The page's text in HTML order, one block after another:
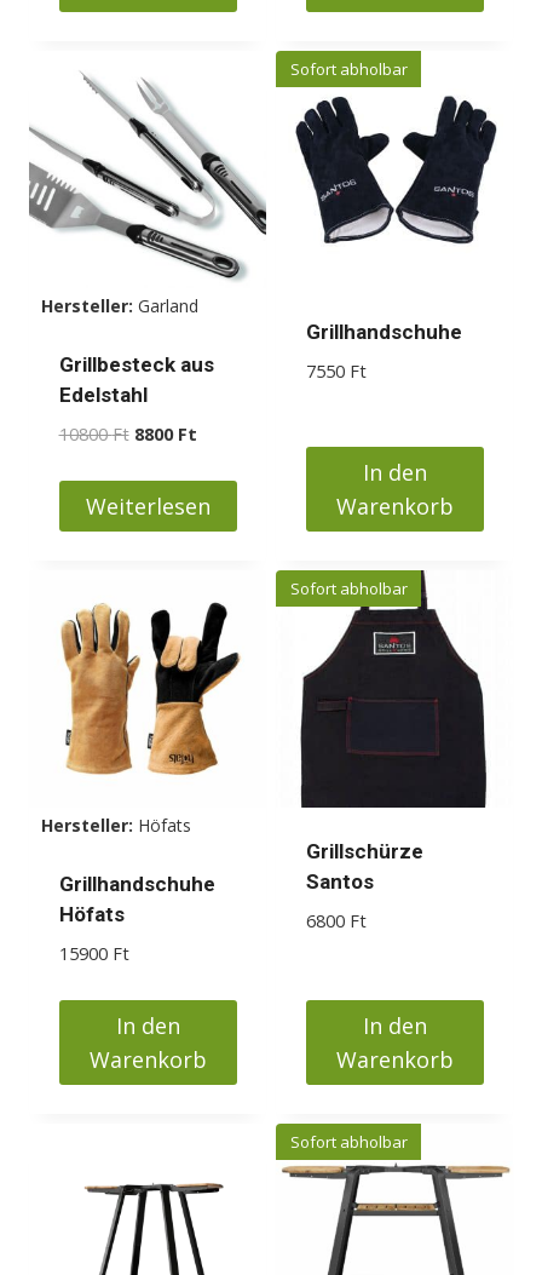
Hersteller: Garland
Grillbesteck aus
Edelstahl
10800Ft Ursprünglicher
war:
10800 Ft
8800 FtAktueller
ist:
8800 Ft.
Weiterlesen
Sofort abholbar
Grillhandschuhe
7550 Ft
In den
Warenkorb
Hersteller: Höfats
Grillhandschuhe
Höfats
15900 Ft
In den
Warenkorb
Sofort abholbar
Grillschürze
Santos
6800 Ft
In den
Warenkorb
Sofort abholbar